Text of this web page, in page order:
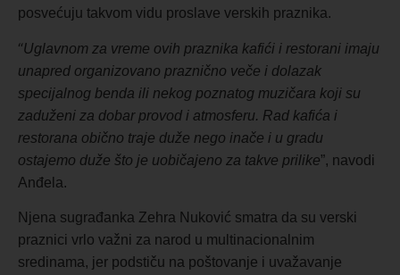
posvećuju takvom vidu proslave verskih praznika.
“Uglavnom za vreme ovih praznika kafići i restorani imaju
unapred organizovano praznično veče i dolazak
specijalnog benda ili nekog poznatog muzičara koji su
zaduženi za dobar provod i atmosferu. Rad kafića i
restorana obično traje duže nego inače i u gradu
ostajemo duže što je uobičajeno za takve prilike”, navodi
Anđela.
Njena sugrađanka Zehra Nuković smatra da su verski
praznici vrlo važni za narod u multinacionalnim
sredinama, jer podstiču na poštovanje i uvažavanje